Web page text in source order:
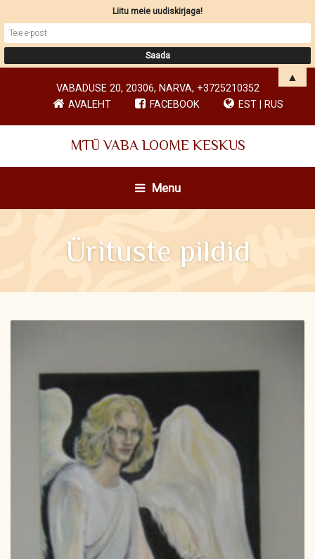
VABADUSE 20, 20306, NARVA, +3725210352
AVALEHT
FACEBOOK EST RUS
MTÜ VABA LOOME KESKUS
Menu
Ürituste pildid
Liitu meie uudiskirjaga!
▲